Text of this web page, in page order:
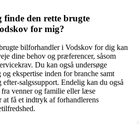
den rette brugte
for mig?
bilforhandler i Vodskov for dig kan
dine behov og præferencer, såsom
Du kan også undersøge
ekspertise inden for branche samt
efter-salgssupport. Endelig kan du også
venner og familie eller læse
at få et indtryk af forhandlerens